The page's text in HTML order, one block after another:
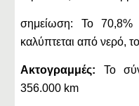
σημείωση: Το 70,8%
καλύπτεται από νερό,
Ακτογραμμές: Το
356.000 km